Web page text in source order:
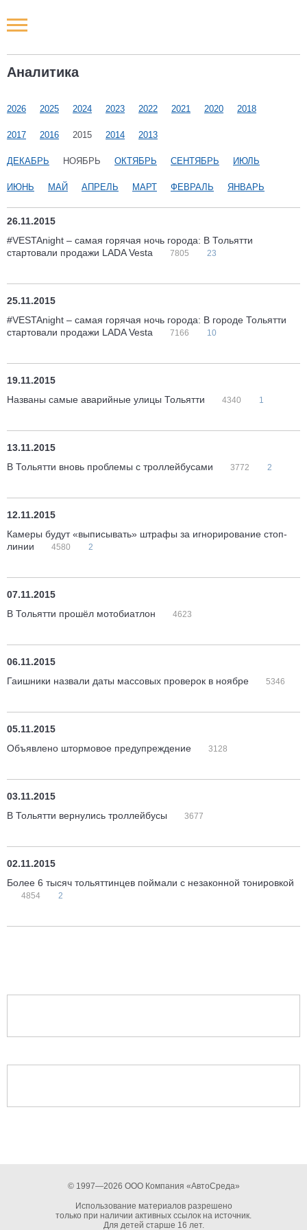
Аналитика
2026 2025 2024 2023 2022 2021 2020 2018
2017 2016 2015 2014 2013
ДЕКАБРЬ НОЯБРЬ ОКТЯБРЬ СЕНТЯБРЬ ИЮЛЬ
ИЮНЬ МАЙ АПРЕЛЬ МАРТ ФЕВРАЛЬ ЯНВАРЬ
26.11.2015
#VESTAnight – самая горячая ночь города: В Тольятти
стартовали продажи LADA Vesta
7805 23
25.11.2015
#VESTAnight – самая горячая ночь города: В городе Тольятти
стартовали продажи LADA Vesta
7166 10
19.11.2015
Названы самые аварийные улицы Тольятти
4340 1
13.11.2015
В Тольятти вновь проблемы с троллейбусами
3772 2
12.11.2015
Камеры будут «выписывать» штрафы за игнорирование стоп-
линии
4580 2
07.11.2015
В Тольятти прошёл мотобиатлон
4623
06.11.2015
Гаишники назвали даты массовых проверок в ноябре
5346
05.11.2015
Объявлено штормовое предупреждение
3128
03.11.2015
В Тольятти вернулись троллейбусы
3677
02.11.2015
Более 6 тысяч тольяттинцев поймали с незаконной тонировкой
4854 2
© 1997—2026 ООО Компания «АвтоСреда»
Использование материалов разрешено
только при наличии активных ссылок на источник.
Для детей старше 16 лет.
Новости РФ
Наши мероприятия
Статьи